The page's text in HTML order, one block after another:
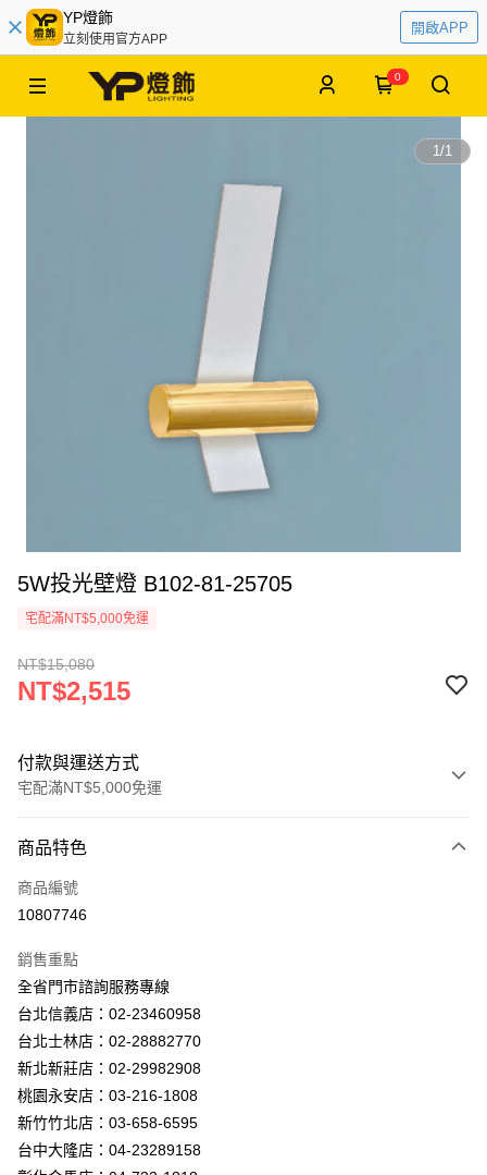
YP燈飾
立刻使用官方APP
開啟APP
0
1/1
5W投光壁燈 B102-81-25705
宅配滿NT$5,000免運
NT$15,080
NT$2,515
付款與運送方式
宅配滿NT$5,000免運
信用卡一次付款
LINE Pay
街口支付
悠遊付
Google Pay
全盈+PAY
AFTEE先享後付
相關說明
商品特色
商品編號
10807746
銷售重點
全省門市諮詢服務專線
台北信義店：02-23460958
台北士林店：02-28882770
新北新莊店：02-29982908
桃園永安店：03-216-1808
新竹竹北店：03-658-6595
台中大隆店：04-23289158